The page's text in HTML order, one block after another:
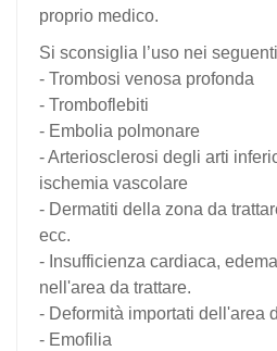
proprio medico.
Si sconsiglia l’uso nei
- Trombosi venosa profonda
- Tromboflebiti
- Embolia polmonare
- Arteriosclerosi degli arti
ischemia vascolare
- Dermatiti della zona da
ecc.
- Insufficienza cardiaca,
nell'area da trattare.
- Deformità importati dell'area
- Emofilia